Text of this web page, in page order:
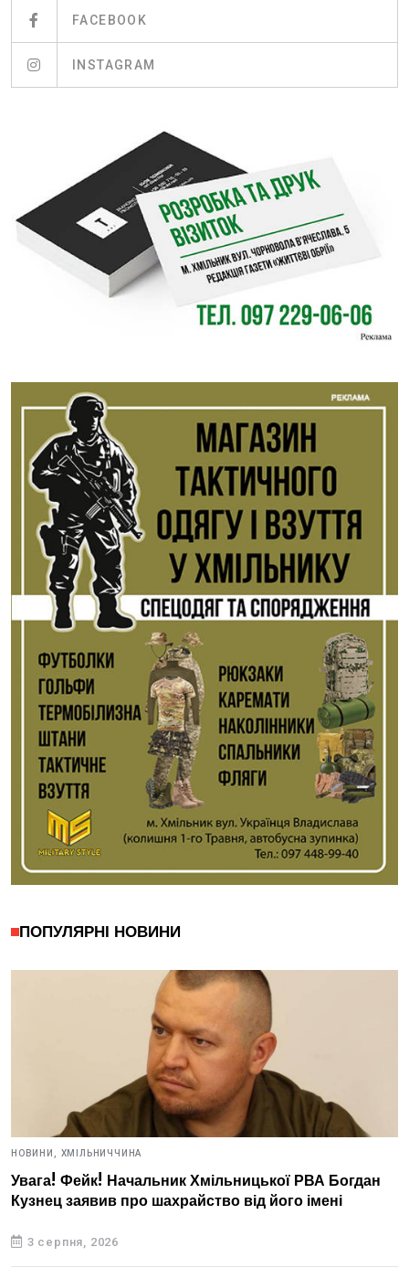
FACEBOOK
INSTAGRAM
ПОПУЛЯРНІ НОВИНИ
НОВИНИ, ХМІЛЬНИЧЧИНА
Увага! Фейк! Начальник Хмільницької РВА Богдан
Кузнец заявив про шахрайство від його імені
3 серпня, 2026